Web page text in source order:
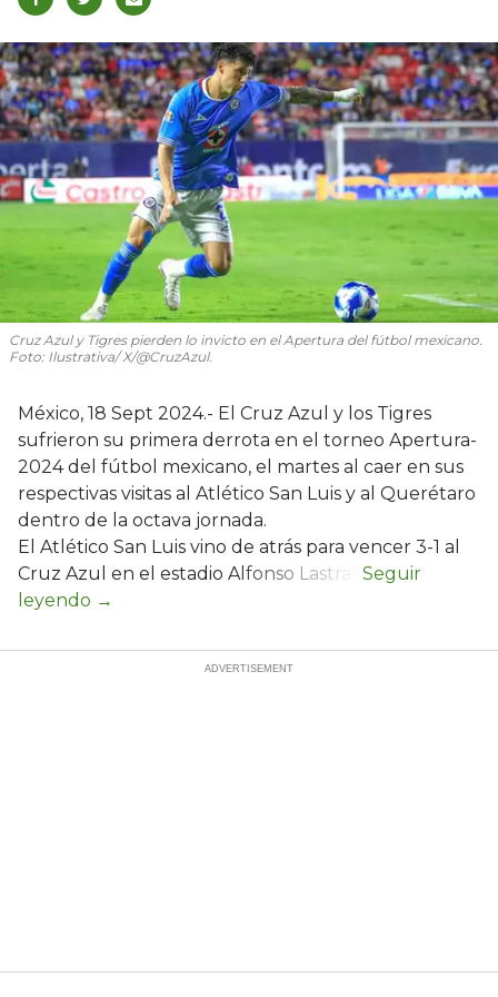
Cruz Azul y Tigres pierden lo invicto en el Apertura del fútbol mexicano.
Foto: Ilustrativa/ X/@CruzAzul.
México, 18 Sept 2024.- El Cruz Azul y los Tigres
sufrieron su primera derrota en el torneo Apertura-
2024 del fútbol mexicano, el martes al caer en sus
respectivas visitas al Atlético San Luis y al Querétaro
dentro de la octava jornada.
El Atlético San Luis vino de atrás para vencer 3-1 al
Cruz Azul en el estadio Alfonso Lastras.